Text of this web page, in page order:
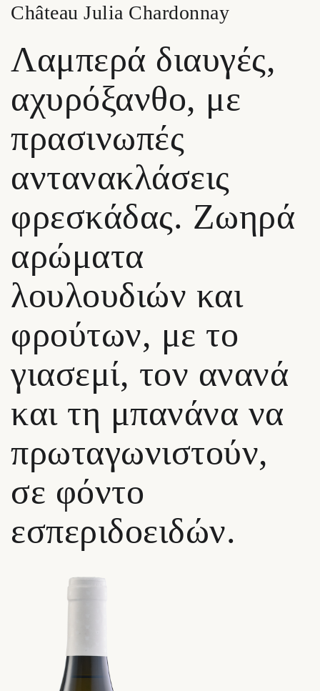
Château Julia Chardonnay
Λαμπερά διαυγές,
αχυρόξανθο, με
πρασινωπές
αντανακλάσεις
φρεσκάδας. Ζωηρά
αρώματα
λουλουδιών και
φρούτων, με το
γιασεμί, τον ανανά
και τη μπανάνα να
πρωταγωνιστούν,
σε φόντο
εσπεριδοειδών.